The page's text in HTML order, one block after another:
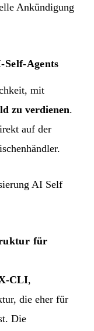
Ankündigung
Agents
mit
zu verdienen.
auf der
AI Self
für
CLI,
die eher für
Die